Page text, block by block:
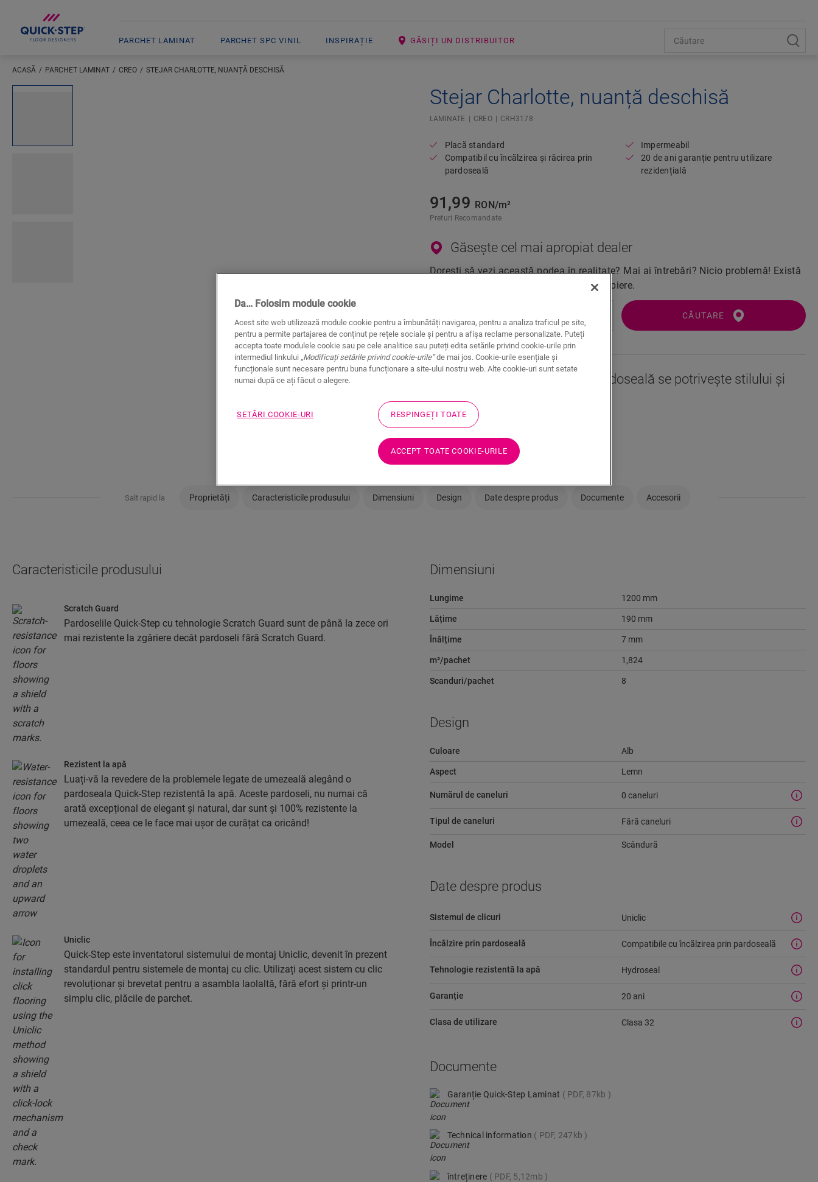
PARCHET LAMINAT PARCHET SPC VINIL INSPIRAȚIE GĂSIȚI UN DISTRIBUITOR
ACASĂ PARCHET LAMINAT CREO STEJAR CHARLOTTE, NUANȚĂ DESCHISĂ
Open image in lightbox Open image in lightbox
Stejar Charlotte, nuanță deschisă
LAMINATE CREO CRH3178
Placă standard
Compatibil cu încălzirea și răcirea prin
pardoseală
Impermeabil
20 de ani garanție pentru utilizare
rezidențială
91,99 RON/m²
Preturi Recomandate
Găsește cel mai apropiat dealer
Dorești să vezi această podea în realitate? Mai ai întrebări? Nicio problemă! Există
întodeauna un dealer Quick-Step în apropiere.
CĂUTARE
Nu sunteți sigur că această pardoseală se potrivește stilului și
Vizualizați camera dumneavoastră
Salt rapid la Proprietăți Caracteristicile produsului Dimensiuni Design Date despre produs Documente Accesorii
Caracteristicile produsului
Scratch Guard
Pardoselile Quick-Step cu tehnologie Scratch Guard sunt de până la zece ori
mai rezistente la zgâriere decât pardoseli fără Scratch Guard.
Rezistent la apă
Luați-vă la revedere de la problemele legate de umezeală alegând o
pardoseala Quick-Step rezistentă la apă. Aceste pardoseli, nu numai că
arată excepțional de elegant și natural, dar sunt și 100% rezistente la
umezeală, ceea ce le face mai ușor de curățat ca oricând!
Uniclic
Quick-Step este inventatorul sistemului de montaj Uniclic, devenit în prezent
standardul pentru sistemele de montaj cu clic. Utilizați acest sistem cu clic
revoluționar și brevetat pentru a asambla laolaltă, fără efort și printr-un
simplu clic, plăcile de parchet.
Dimensiuni
Lungime 1200 mm
Lățime 190 mm
Înălțime 7 mm
m²/pachet 1,824
Scanduri/pachet 8
Design
Culoare Alb
Aspect Lemn
Numărul de caneluri 0 caneluri
Tipul de caneluri Fără caneluri
Model Scândură
Date despre produs
Sistemul de clicuri Uniclic
Încălzire prin pardoseală Compatibile cu încălzirea prin pardoseală
Tehnologie rezistentă la apă Hydroseal
Garanție 20 ani
Clasa de utilizare Clasa 32
Documente
Garanție Quick-Step Laminat PDF, 87kb
Technical information PDF, 247kb
întreținere PDF, 5,12mb
Da… Folosim module cookie
Acest site web utilizează module cookie pentru a îmbunătăți navigarea, pentru a analiza traficul pe site,
pentru a permite partajarea de conținut pe rețele sociale și pentru a afișa reclame personalizate. Puteți
accepta toate modulele cookie sau pe cele analitice sau puteți edita setările privind cookie-urile prin
intermediul linkului „Modificați setările privind cookie-urile”de mai jos. Cookie-urile esențiale și
funcționale sunt necesare pentru buna funcționare a site-ului nostru web. Alte cookie-uri sunt setate
numai după ce ați făcut o alegere.
SETĂRI COOKIE-URI RESPINGEȚI TOATE
ACCEPT TOATE COOKIE-URILE